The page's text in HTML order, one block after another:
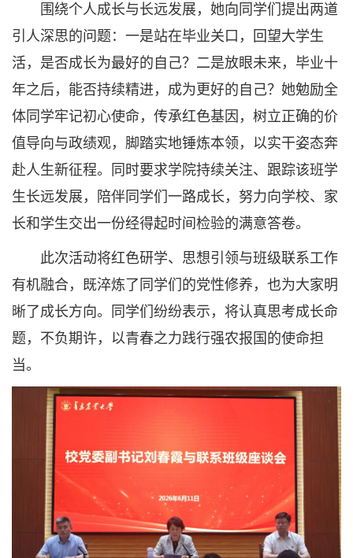
围绕个人成长与长远发展，她向同学们提出两道
引人深思的问题：一是站在毕业关口，回望大学生
活，是否成长为最好的自己？二是放眼未来，毕业十
年之后，能否持续精进，成为更好的自己？她勉励全
体同学牢记初心使命，传承红色基因，树立正确的价
值导向与政绩观，脚踏实地锤炼本领，以实干姿态奔
赴人生新征程。同时要求学院持续关注、跟踪该班学
生长远发展，陪伴同学们一路成长，努力向学校、家
长和学生交出一份经得起时间检验的满意答卷。
此次活动将红色研学、思想引领与班级联系工作
有机融合，既淬炼了同学们的党性修养，也为大家明
晰了成长方向。同学们纷纷表示，将认真思考成长命
题，不负期许，以青春之力践行强农报国的使命担
当。